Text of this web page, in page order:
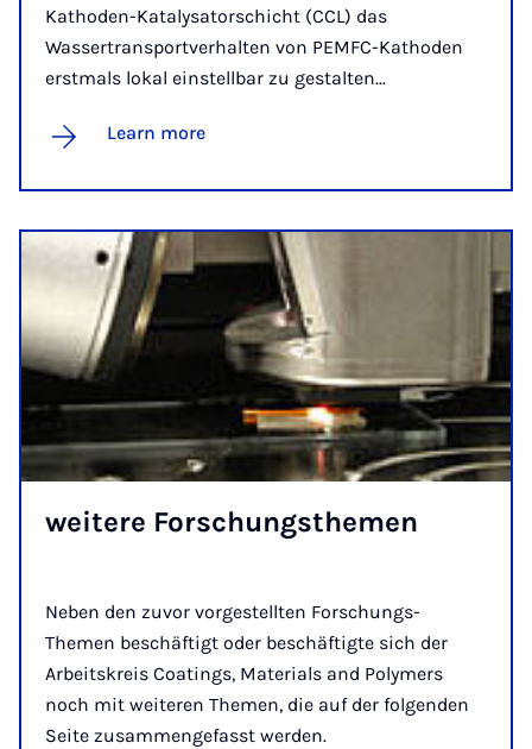
Kathoden-Katalysatorschicht (CCL) das
Wassertransportverhalten von PEMFC-Kathoden
erstmals lokal einstellbar zu gestalten...
Learn more
weit­ere Forschung­sthe­men
Neben den zuvor vorgestellten Forschungs-
Themen beschäftigt oder beschäftigte sich der
Arbeitskreis Coatings, Materials and Polymers
noch mit weiteren Themen, die auf der folgenden
Seite zusammengefasst werden.